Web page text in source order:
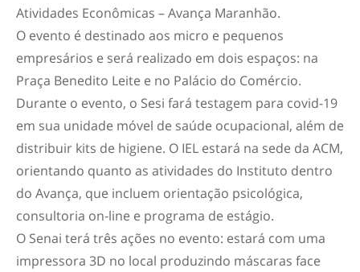
Atividades Econômicas – Avança Maranhão.
O evento é destinado aos micro e pequenos
empresários e será realizado em dois espaços: na
Praça Benedito Leite e no Palácio do Comércio.
Durante o evento, o Sesi fará testagem para covid-19
em sua unidade móvel de saúde ocupacional, além de
distribuir kits de higiene. O IEL estará na sede da ACM,
orientando quanto as atividades do Instituto dentro
do Avança, que incluem orientação psicológica,
consultoria on-line e programa de estágio.
O Senai terá três ações no evento: estará com uma
impressora 3D no local produzindo máscaras face